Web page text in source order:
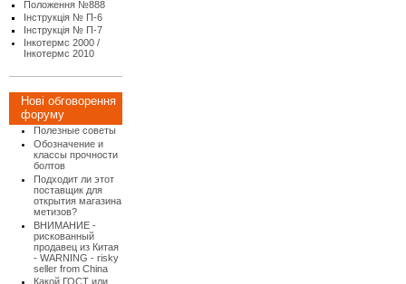
Положення №888
Інструкція № П-6
Інструкція № П-7
Інкотермс 2000 /
Інкотермс 2010
Нові обговорення
форуму
Полезные советы
Обозначение и
классы прочности
болтов
Подходит ли этот
поставщик для
открытия магазина
метизов?
ВНИМАНИЕ -
рискованный
продавец из Китая
- WARNING - risky
seller from China
Какой ГОСТ или